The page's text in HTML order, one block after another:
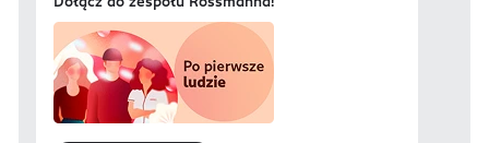
Dołącz do zespołu Rossmanna!